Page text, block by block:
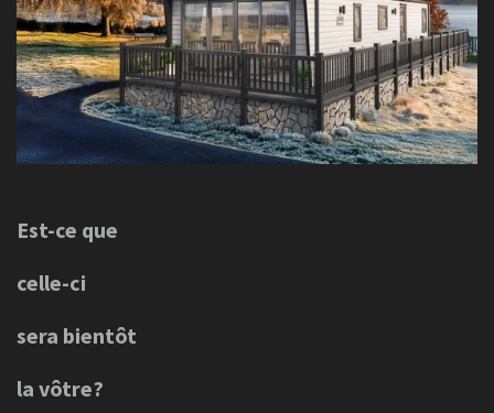
Est-ce que
celle-ci
sera bientôt
la vôtre?